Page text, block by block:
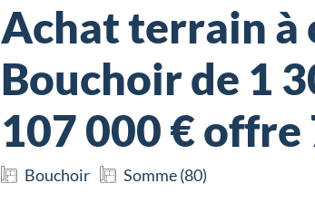
Achat terrain à
Bouchoir de 1
107 000 € offre
Bouchoir Somme (80)